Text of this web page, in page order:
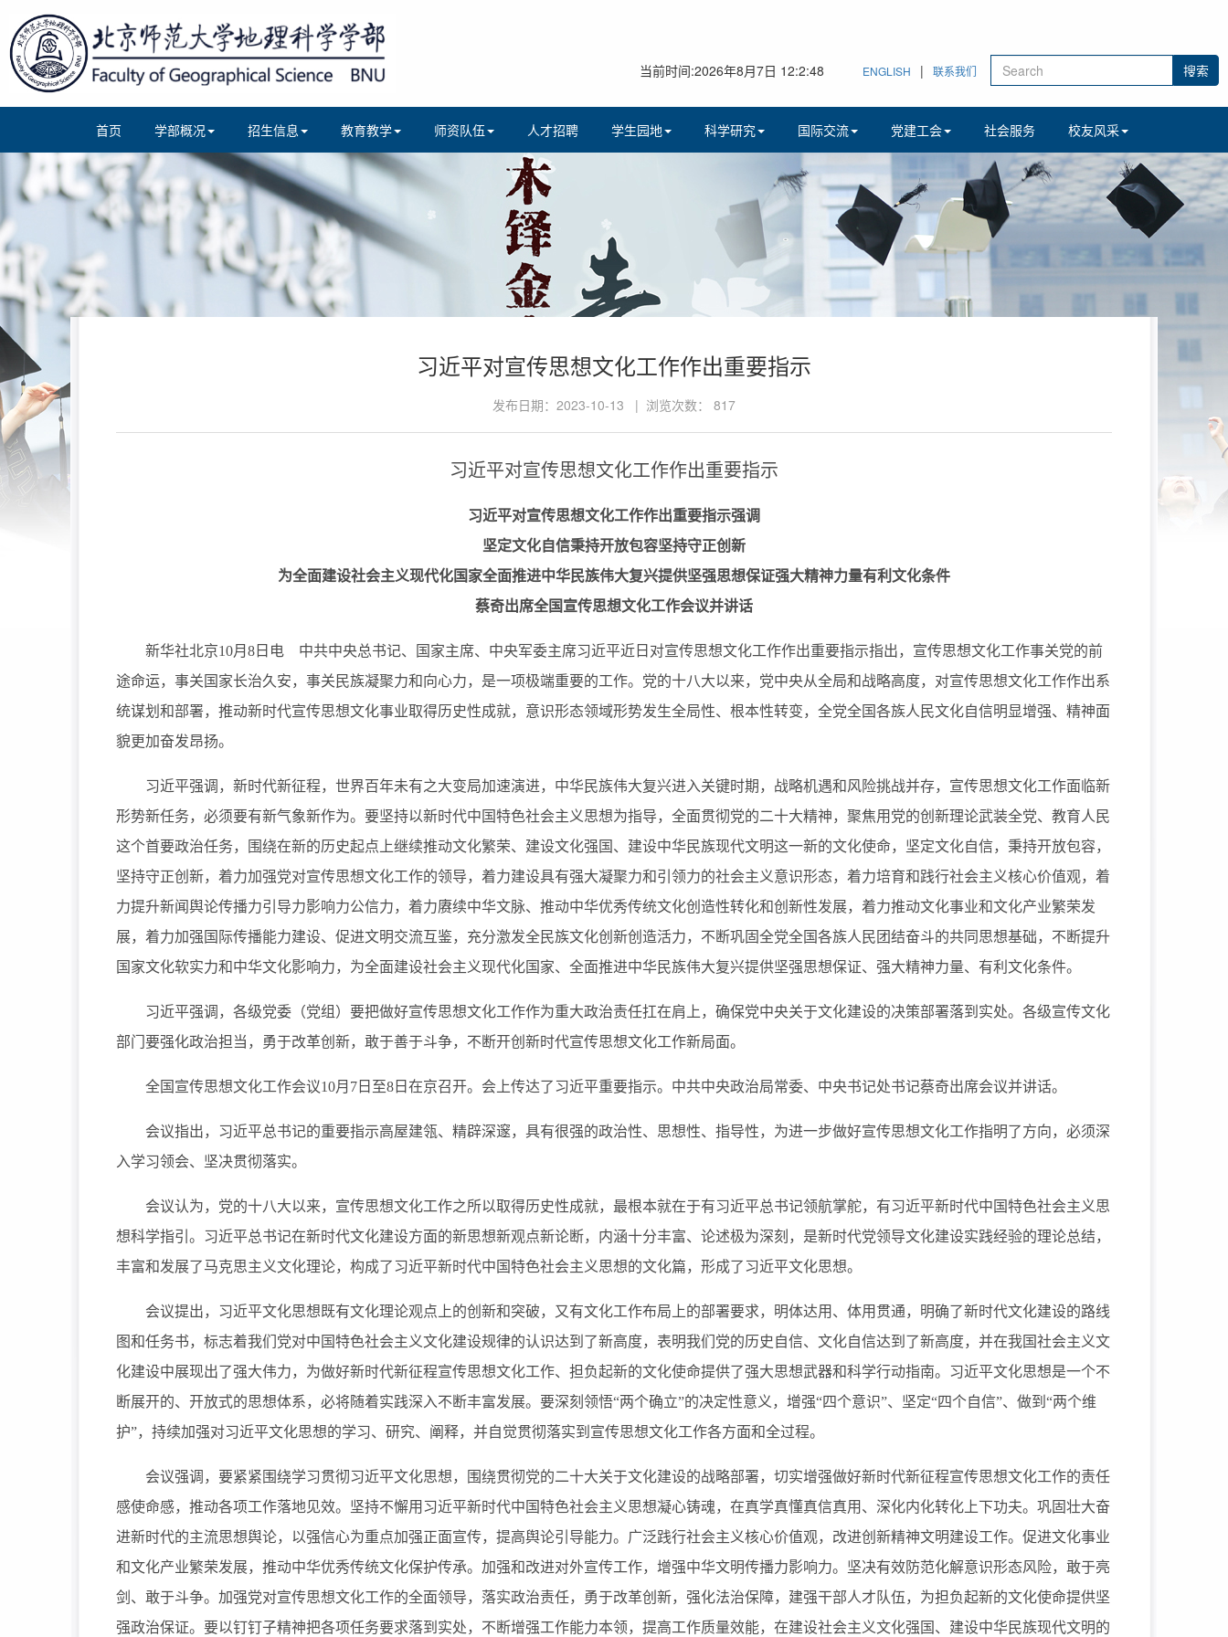
当前时间:2026年8月7日 12:2:49 ENGLISH | 联系我们
首页 学部概况 招生信息 教育教学 师资队伍 人才招聘 学生园地 科学研究 国际交流 党建工会 社会服务 校友风采
习近平对宣传思想文化工作作出重要指示
发布日期：2023-10-13 | 浏览次数： 817
习近平对宣传思想文化工作作出重要指示
习近平对宣传思想文化工作作出重要指示强调
坚定文化自信秉持开放包容坚持守正创新
为全面建设社会主义现代化国家全面推进中华民族伟大复兴提供坚强思想保证强大精神力量有利文化条件
蔡奇出席全国宣传思想文化工作会议并讲话
新华社北京10月8日电 中共中央总书记、国家主席、中央军委主席习近平近日对宣传思想文化工作作出重要指示指出，宣传思想文化工作事关党的前
途命运，事关国家长治久安，事关民族凝聚力和向心力，是一项极端重要的工作。党的十八大以来，党中央从全局和战略高度，对宣传思想文化工作作出系
统谋划和部署，推动新时代宣传思想文化事业取得历史性成就，意识形态领域形势发生全局性、根本性转变，全党全国各族人民文化自信明显增强、精神面
貌更加奋发昂扬。
习近平强调，新时代新征程，世界百年未有之大变局加速演进，中华民族伟大复兴进入关键时期，战略机遇和风险挑战并存，宣传思想文化工作面临新
形势新任务，必须要有新气象新作为。要坚持以新时代中国特色社会主义思想为指导，全面贯彻党的二十大精神，聚焦用党的创新理论武装全党、教育人民
这个首要政治任务，围绕在新的历史起点上继续推动文化繁荣、建设文化强国、建设中华民族现代文明这一新的文化使命，坚定文化自信，秉持开放包容，
坚持守正创新，着力加强党对宣传思想文化工作的领导，着力建设具有强大凝聚力和引领力的社会主义意识形态，着力培育和践行社会主义核心价值观，着
力提升新闻舆论传播力引导力影响力公信力，着力赓续中华文脉、推动中华优秀传统文化创造性转化和创新性发展，着力推动文化事业和文化产业繁荣发
展，着力加强国际传播能力建设、促进文明交流互鉴，充分激发全民族文化创新创造活力，不断巩固全党全国各族人民团结奋斗的共同思想基础，不断提升
国家文化软实力和中华文化影响力，为全面建设社会主义现代化国家、全面推进中华民族伟大复兴提供坚强思想保证、强大精神力量、有利文化条件。
习近平强调，各级党委（党组）要把做好宣传思想文化工作作为重大政治责任扛在肩上，确保党中央关于文化建设的决策部署落到实处。各级宣传文化
部门要强化政治担当，勇于改革创新，敢于善于斗争，不断开创新时代宣传思想文化工作新局面。
全国宣传思想文化工作会议10月7日至8日在京召开。会上传达了习近平重要指示。中共中央政治局常委、中央书记处书记蔡奇出席会议并讲话。
会议指出，习近平总书记的重要指示高屋建瓴、精辟深邃，具有很强的政治性、思想性、指导性，为进一步做好宣传思想文化工作指明了方向，必须深
入学习领会、坚决贯彻落实。
会议认为，党的十八大以来，宣传思想文化工作之所以取得历史性成就，最根本就在于有习近平总书记领航掌舵，有习近平新时代中国特色社会主义思
想科学指引。习近平总书记在新时代文化建设方面的新思想新观点新论断，内涵十分丰富、论述极为深刻，是新时代党领导文化建设实践经验的理论总结，
丰富和发展了马克思主义文化理论，构成了习近平新时代中国特色社会主义思想的文化篇，形成了习近平文化思想。
会议提出，习近平文化思想既有文化理论观点上的创新和突破，又有文化工作布局上的部署要求，明体达用、体用贯通，明确了新时代文化建设的路线
图和任务书，标志着我们党对中国特色社会主义文化建设规律的认识达到了新高度，表明我们党的历史自信、文化自信达到了新高度，并在我国社会主义文
化建设中展现出了强大伟力，为做好新时代新征程宣传思想文化工作、担负起新的文化使命提供了强大思想武器和科学行动指南。习近平文化思想是一个不
断展开的、开放式的思想体系，必将随着实践深入不断丰富发展。要深刻领悟“两个确立”的决定性意义，增强“四个意识”、坚定“四个自信”、做到“两个维
护”，持续加强对习近平文化思想的学习、研究、阐释，并自觉贯彻落实到宣传思想文化工作各方面和全过程。
会议强调，要紧紧围绕学习贯彻习近平文化思想，围绕贯彻党的二十大关于文化建设的战略部署，切实增强做好新时代新征程宣传思想文化工作的责任
感使命感，推动各项工作落地见效。坚持不懈用习近平新时代中国特色社会主义思想凝心铸魂，在真学真懂真信真用、深化内化转化上下功夫。巩固壮大奋
进新时代的主流思想舆论，以强信心为重点加强正面宣传，提高舆论引导能力。广泛践行社会主义核心价值观，改进创新精神文明建设工作。促进文化事业
和文化产业繁荣发展，推动中华优秀传统文化保护传承。加强和改进对外宣传工作，增强中华文明传播力影响力。坚决有效防范化解意识形态风险，敢于亮
剑、敢于斗争。加强党对宣传思想文化工作的全面领导，落实政治责任，勇于改革创新，强化法治保障，建强干部人才队伍，为担负起新的文化使命提供坚
强政治保证。要以钉钉子精神把各项任务要求落到实处，不断增强工作能力本领，提高工作质量效能，在建设社会主义文化强国、建设中华民族现代文明的